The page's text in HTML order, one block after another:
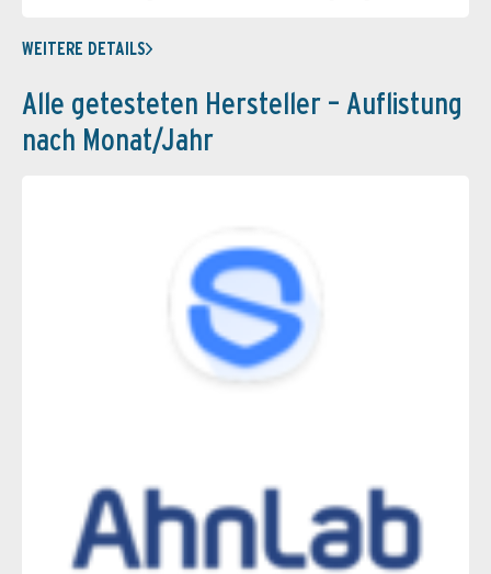
WEITERE DETAILS
Alle getesteten Hersteller – Auflistung
nach Monat/Jahr